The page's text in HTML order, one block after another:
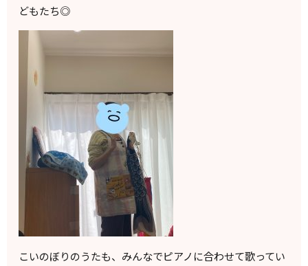
どもたち◎
こいのぼりのうたも、みんなでピアノに合わせて歌ってい